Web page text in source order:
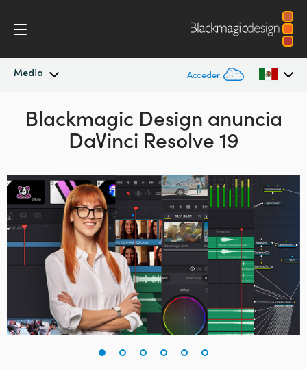
Media Acceder
Novedades
Imágenes
Argentina
Australia
Brazil
Canada
China
Denmark
Finland
Blackmagic Design anuncia
DaVinci Resolve 19